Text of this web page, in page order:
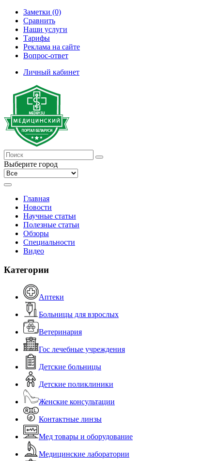
Заметки (0)
Сравнить
Наши услуги
Тарифы
Реклама на сайте
Вопрос-ответ
Личный кабинет
Выберите город
Главная
Новости
Научные статьи
Полезные статьи
Обзоры
Специальности
Видео
Категории
Аптеки
Больницы для взрослых
Ветеринария
Гос лечебные учреждения
Детские больницы
Детские поликлиники
Женские консультации
Контактные линзы
Мед товары и оборудование
Медицинские лаборатории